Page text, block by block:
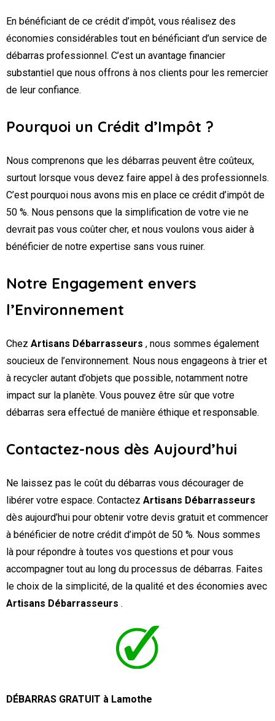
En bénéficiant de ce crédit d’impôt, vous réalisez des
économies considérables tout en bénéficiant d’un service de
débarras professionnel. C’est un avantage financier
substantiel que nous offrons à nos clients pour les remercier
de leur confiance.
Pourquoi un Crédit d’Impôt ?
Nous comprenons que les débarras peuvent être coûteux,
surtout lorsque vous devez faire appel à des professionnels.
C’est pourquoi nous avons mis en place ce crédit d’impôt de
50 %. Nous pensons que la simplification de votre vie ne
devrait pas vous coûter cher, et nous voulons vous aider à
bénéficier de notre expertise sans vous ruiner.
Notre Engagement envers
l’Environnement
Chez Artisans Débarrasseurs , nous sommes également
soucieux de l’environnement. Nous nous engageons à trier et
à recycler autant d’objets que possible, notamment notre
impact sur la planète. Vous pouvez être sûr que votre
débarras sera effectué de manière éthique et responsable.
Contactez-nous dès Aujourd’hui
Ne laissez pas le coût du débarras vous décourager de
libérer votre espace. Contactez Artisans Débarrasseurs
dès aujourd’hui pour obtenir votre devis gratuit et commencer
à bénéficier de notre crédit d’impôt de 50 %. Nous sommes
là pour répondre à toutes vos questions et pour vous
accompagner tout au long du processus de débarras. Faites
le choix de la simplicité, de la qualité et des économies avec
Artisans Débarrasseurs .
DÉBARRAS GRATUIT à Lamothe